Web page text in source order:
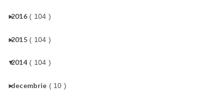
►
2016 ( 104 )
►
2015 ( 104 )
▼
2014 ( 104 )
►
decembrie ( 10 )